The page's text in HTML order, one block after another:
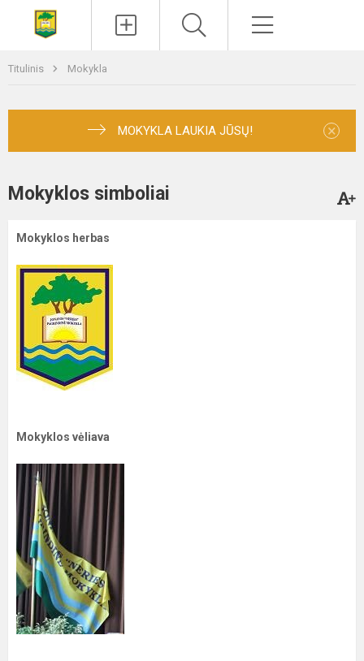
Titulinis Mokykla
MOKYKLA LAUKIA JŪSŲ! ×
Mokyklos simboliai
Mokyklos herbas
Mokyklos vėliava